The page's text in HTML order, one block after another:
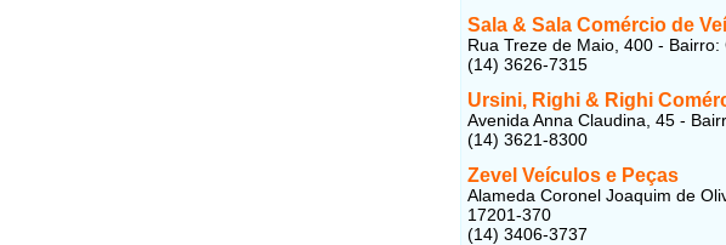
Sala & Sala Comércio de
Rua Treze de Maio, 400 -
(14) 3626-7315
Ursini, Righi & Righi
Avenida Anna Claudina, 45 -
(14) 3621-8300
Zevel Veículos e Peças
Alameda Coronel Joaquim de
17201-370
(14) 3406-3737